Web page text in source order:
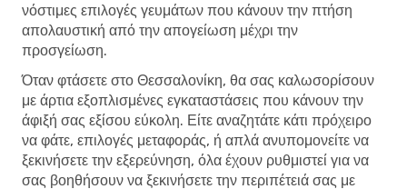
νόστιμες επιλογές γευμάτων που κάνουν την πτήση
απολαυστική από την απογείωση μέχρι την
προσγείωση.
Όταν φτάσετε στο Θεσσαλονίκη, θα σας καλωσορίσουν
με άρτια εξοπλισμένες εγκαταστάσεις που κάνουν την
άφιξή σας εξίσου εύκολη. Είτε αναζητάτε κάτι πρόχειρο
να φάτε, επιλογές μεταφοράς, ή απλά ανυπομονείτε να
ξεκινήσετε την εξερεύνηση, όλα έχουν ρυθμιστεί για να
σας βοηθήσουν να ξεκινήσετε την περιπέτειά σας με